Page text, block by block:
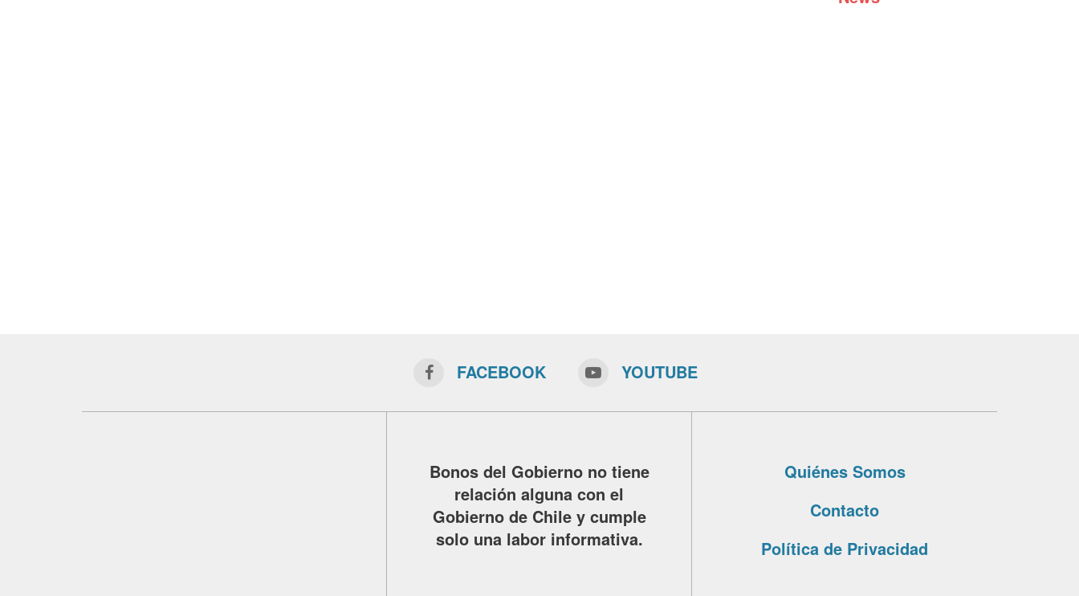
FACEBOOK YOUTUBE
Bonos del Gobierno no tiene
relación alguna con el
Gobierno de Chile y cumple
solo una labor informativa.
Quiénes Somos
Contacto
Política de Privacidad